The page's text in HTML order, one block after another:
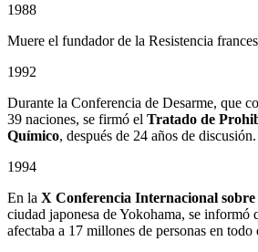
1988
Muere el fundador de la Resistencia
1992
Durante la Conferencia de Desarme, que
39 naciones, se firmó el Tratado de
Químico, después de 24 años de discusión.
1994
En la X Conferencia Internacional
ciudad japonesa de Yokohama, se informó
afectaba a 17 millones de personas en todo